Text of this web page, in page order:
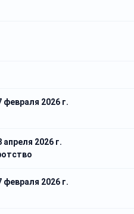
февраля 2026 г.
апреля 2026 г.
февраля 2026 г.